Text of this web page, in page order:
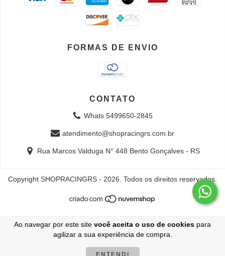
Ao navegar por este site você aceita o uso de cookies para
agilizar a sua experiência de compra.
ENTENDI
FORMAS DE ENVIO
CONTATO
Whats 5499650-2845
atendimento@shopracingrs.com.br
Rua Marcos Valduga N° 448 Bento Gonçalves - RS
Copyright SHOPRACINGRS - 2026. Todos os direitos reservados.